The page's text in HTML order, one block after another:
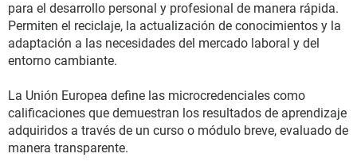
para el desarrollo personal y profesional de manera rápida.
Permiten el reciclaje, la actualización de conocimientos y la
adaptación a las necesidades del mercado laboral y del
entorno cambiante.
La Unión Europea define las microcredenciales como
calificaciones que demuestran los resultados de aprendizaje
adquiridos a través de un curso o módulo breve, evaluado de
manera transparente.